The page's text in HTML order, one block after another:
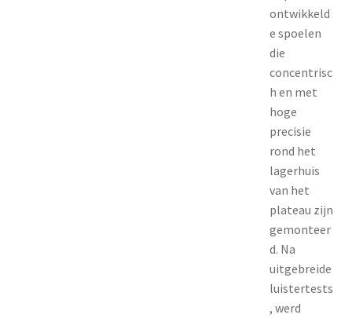
ontwikkeld
e spoelen
die
concentrisc
h en met
hoge
precisie
rond het
lagerhuis
van het
plateau zijn
gemonteer
d. Na
uitgebreide
luistertests
, werd